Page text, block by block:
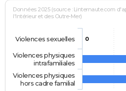
Données 2025 (source : Linternaute.com
l'Intérieur et des Outre-Mer)
0
Violences sexuelles
Violences physiques
intrafamiliales
Violences physiques
hors cadre familial